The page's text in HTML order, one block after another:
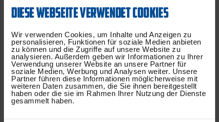
DIESE WEBSEITE VERWENDET COOKIES
Wir verwenden Cookies, um Inhalte und Anzeigen zu
personalisieren, Funktionen für soziale Medien anbieten
zu können und die Zugriffe auf unsere Website zu
analysieren. Außerdem geben wir Informationen zu Ihrer
Verwendung unserer Website an unsere Partner für
soziale Medien, Werbung und Analysen weiter. Unsere
Partner führen diese Informationen möglicherweise mit
weiteren Daten zusammen, die Sie ihnen bereitgestellt
haben oder die sie im Rahmen Ihrer Nutzung der Dienste
gesammelt haben.